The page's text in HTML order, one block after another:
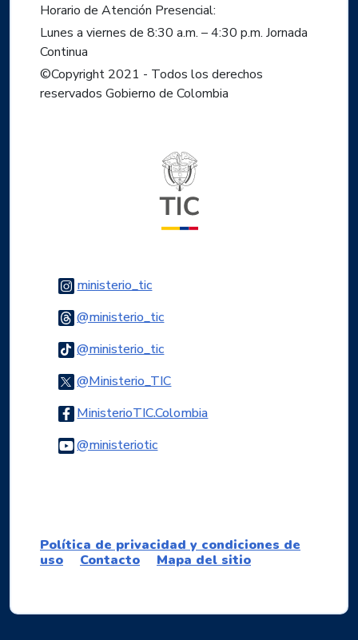
Horario de Atención Presencial:
Lunes a viernes de 8:30 a.m. – 4:30 p.m. Jornada
Continua
©Copyright 2021 - Todos los derechos
reservados Gobierno de Colombia
ministerio_ticLogo Instagram
@ministerio_ticLogo Threads
@ministerio_ticLogo Tiktok
@Ministerio_TICLogo Twitter
MinisterioTIC.ColombiaLogo Facebook
@ministerioticLogo Youtube
Política de privacidad y condiciones de
uso
Contacto Mapa del sitio